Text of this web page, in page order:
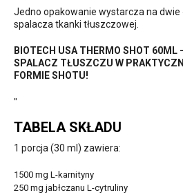
Jedno opakowanie wystarcza na dwie
spalacza tkanki tłuszczowej.
BIOTECH USA THERMO SHOT 60ML
SPALACZ TŁUSZCZU W
FORMIE SHOTU!
"
TABELA SKŁADU
1 porcja (30 ml) zawiera:
1500 mg L-karnityny
250 mg jabłczanu L-cytruliny